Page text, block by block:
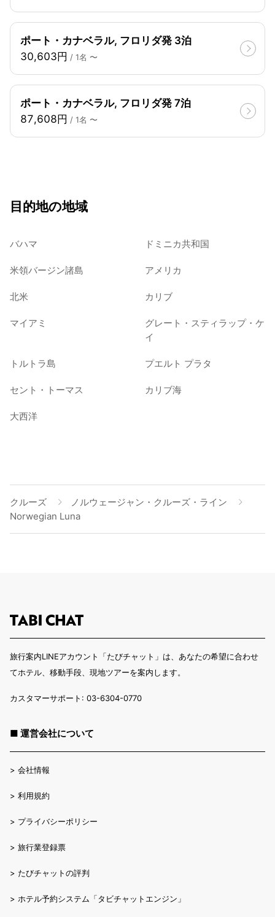
ポート・カナベラル, フロリダ発 3泊
30,603円 / 1名 〜
ポート・カナベラル, フロリダ発 7泊
87,608円 / 1名 〜
目的地の地域
バハマ ドミニカ共和国
米領バージン諸島 アメリカ
北米 カリブ
マイアミ
グレート・スティラップ・ケ
イ
トルトラ島 プエルト プラタ
セント・トーマス カリブ海
大西洋
クルーズ
ノルウェージャン・クルーズ・ライン
Norwegian Luna
旅行案内LINEアカウント「たびチャット」は、あなたの希望に合わせ
てホテル、移動手段、現地ツアーを案内します。
カスタマーサポート: 03-6304-0770
■ 運営会社について
> 会社情報
> 利用規約
> プライバシーポリシー
> 旅行業登録票
> たびチャットの評判
> ホテル予約システム「タビチャットエンジン」